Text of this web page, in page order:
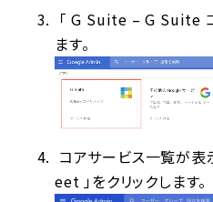
「 G Suite – G Suite
ます。
コアサービス一覧が表
eet 」をクリックします。